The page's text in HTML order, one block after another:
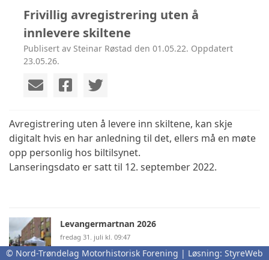
Frivillig avregistrering uten å
innlevere skiltene
Publisert av Steinar Røstad den 01.05.22. Oppdatert
23.05.26.
Avregistrering uten å levere inn skiltene, kan skje
digitalt hvis en har anledning til det, ellers må en møte
opp personlig hos biltilsynet.
Lanseringsdato er satt til 12. september 2022.
Levangermartnan 2026
fredag 31. juli kl. 09:47
© Nord-Trøndelag Motorhistorisk Forening | Løsning: StyreWeb